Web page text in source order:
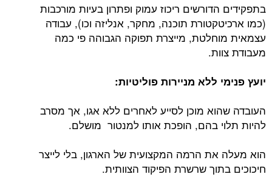
בתפקידים הדורשים ריכוז עמוק ופתרון בעיות מורכבות
(כמו ארכיטקטורת תוכנה, מחקר, אנליזה וכו), עבודה
עצמאית מוחלטת, מייצרת תפוקה הגבוהה פי כמה
מעבודת צוות.
יועץ פנימי ללא מניירות פוליטיות:
העובדה שהוא מוכן לסייע לאחרים ללא אגו, אך מסרב
להיות תלוי בהם, הופכת אותו למנטור מושלם.
הוא מעלה את הרמה המקצועית של הארגון, בלי לייצר
חיכוכים בתוך שרשרת הפיקוד הצוותית.